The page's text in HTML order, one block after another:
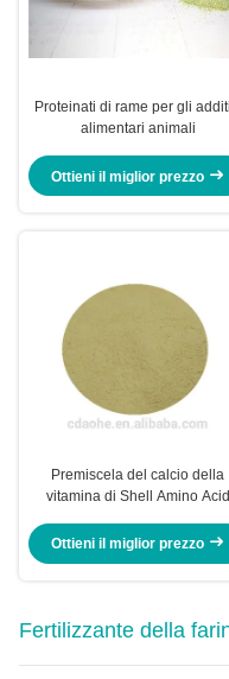
Proteinati di rame per gli
alimentari animali
Ottieni il miglior prezzo
Premiscela del calcio della
vitamina di Shell Amino Acid
gamberetto
Ottieni il miglior prezzo
Fertilizzante della